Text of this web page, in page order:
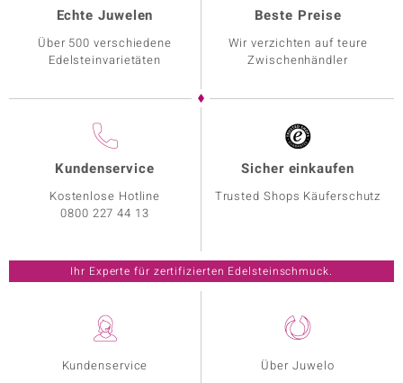
Kundenservice
Über Juwelo
Echte Juwelen
Über 500 verschiedene
Edelsteinvarietäten
Beste Preise
Wir verzichten auf teure
Zwischenhändler
Kundenservice
Kostenlose Hotline
0800 227 44 13
Sicher einkaufen
Trusted Shops Käuferschutz
Ihr Experte für zertifizierten Edelsteinschmuck.